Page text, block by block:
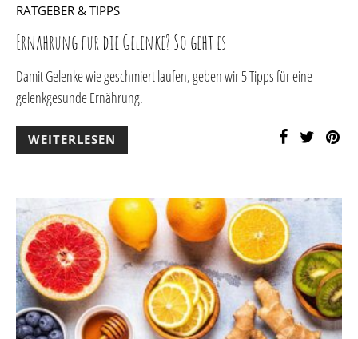
RATGEBER & TIPPS
Ernährung für die Gelenke? So geht es
Damit Gelenke wie geschmiert laufen, geben wir 5 Tipps für eine
gelenkgesunde Ernährung.
WEITERLESEN